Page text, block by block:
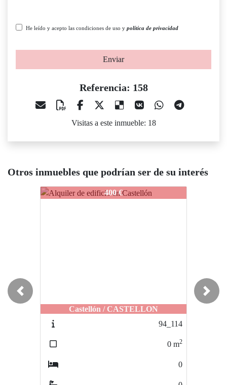
He leído y acepto las condiciones de uso y política de privacidad
Enviar
Referencia: 158
Visitas a este inmueble: 18
Otros inmuebles que podrían ser de su interés
400 €
Castellón / CASTELLON
94_114
2
158 800 €
Castellón / CENTRO
Previous Next